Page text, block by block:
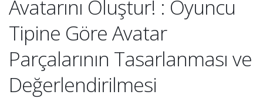
Avatarını Oluştur! : Oyuncu
Tipine Göre Avatar
Parçalarının Tasarlanması ve
Değerlendirilmesi